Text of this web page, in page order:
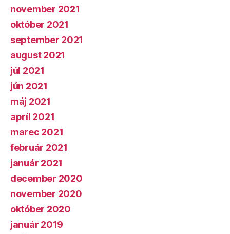
november 2021
október 2021
september 2021
august 2021
júl 2021
jún 2021
máj 2021
apríl 2021
marec 2021
február 2021
január 2021
december 2020
november 2020
október 2020
január 2019